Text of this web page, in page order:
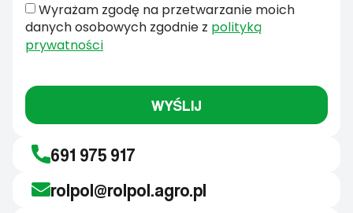
Wyrażam zgodę na przetwarzanie moich
danych osobowych zgodnie z polityką
prywatności
WYŚLIJ
691 975 917
rolpol@rolpol.agro.pl